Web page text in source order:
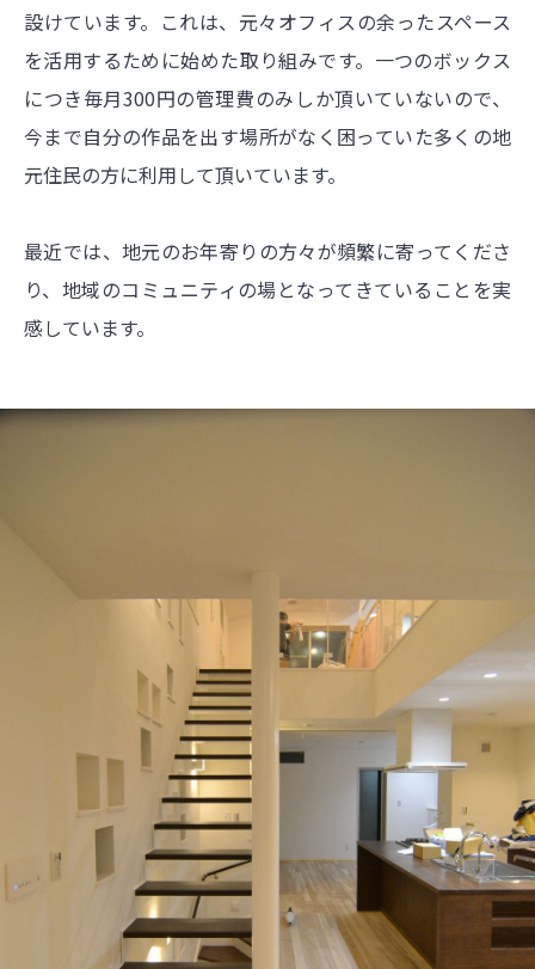
設けています。これは、元々オフィスの余ったスペース
を活用するために始めた取り組みです。一つのボックス
につき毎月300円の管理費のみしか頂いていないので、
今まで自分の作品を出す場所がなく困っていた多くの地
元住民の方に利用して頂いています。
最近では、地元のお年寄りの方々が頻繁に寄ってくださ
り、地域のコミュニティの場となってきていることを実
感しています。